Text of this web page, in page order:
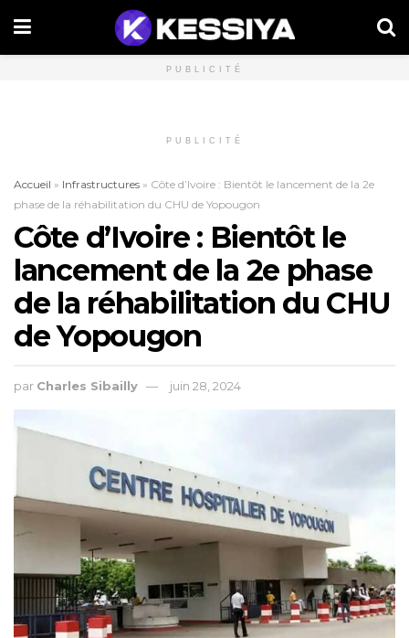
PUBLICITÉ
PUBLICITÉ
Accueil » Infrastructures » Côte d’Ivoire : Bientôt le lancement de la 2e
phase de la réhabilitation du CHU de Yopougon
Côte d’Ivoire : Bientôt le
lancement de la 2e phase
de la réhabilitation du CHU
de Yopougon
par Charles Sibailly juin 28, 2024